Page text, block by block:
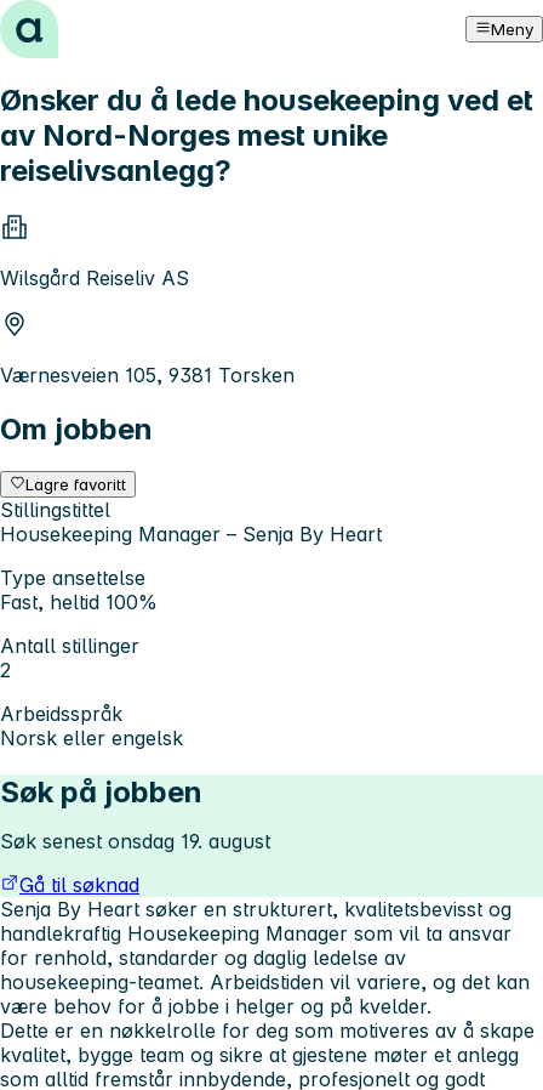
Hopp til innhold Meny
Ønsker du å lede housekeeping ved et
av Nord-Norges mest unike
reiselivsanlegg?
Wilsgård Reiseliv AS
Værnesveien 105, 9381 Torsken
Om jobben
Lagre favoritt
Stillingstittel
Housekeeping Manager – Senja By Heart
Type ansettelse
Fast, heltid 100%
Antall stillinger
2
Arbeidsspråk
Norsk eller engelsk
Søk på jobben
Søk senest onsdag 19. august
Gå til søknad
Senja By Heart søker en strukturert, kvalitetsbevisst og
handlekraftig Housekeeping Manager som vil ta ansvar
for renhold, standarder og daglig ledelse av
housekeeping-teamet. Arbeidstiden vil variere, og det kan
være behov for å jobbe i helger og på kvelder.
Dette er en nøkkelrolle for deg som motiveres av å skape
kvalitet, bygge team og sikre at gjestene møter et anlegg
som alltid fremstår innbydende, profesjonelt og godt